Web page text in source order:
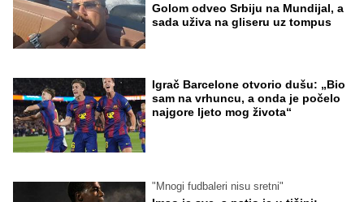
Golom odveo Srbiju na Mundijal, a
sada uživa na gliseru uz tompus
Igrač Barcelone otvorio dušu: „Bio
sam na vrhuncu, a onda je počelo
najgore ljeto mog života“
"Mnogi fudbaleri nisu sretni"